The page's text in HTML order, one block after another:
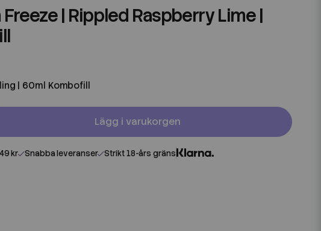
| Rippled Raspberry Lime |
| 60ml Kombofill
Lägg i varukorgen
kr Snabba leveranser Strikt 18-års gräns